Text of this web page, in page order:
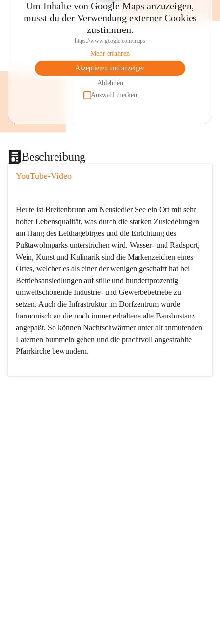
Um Inhalte von Google Maps anzuzeigen,
musst du der Verwendung externer Cookies
zustimmen.
https://www.google.com/maps
Mehr erfahren
Akzeptieren und anzeigen
Ablehnen
Auswahl merken
Beschreibung
YouTube-Video
Heute ist Breitenbrunn am Neusiedler See ein Ort mit sehr
hoher Lebensqualität, was durch die starken Zusiedelungen
am Hang des Leithagebirges und die Errichtung des
Pußtawohnparks unterstrichen wird. Wasser- und Radsport,
Wein, Kunst und Kulinarik sind die Markenzeichen eines
Ortes, welcher es als einer der wenigen geschafft hat bei
Betriebsansiedlungen auf stille und hundertprozentig
umweltschonende Industrie- und Gewerbebetriebe zu
setzen. Auch die Infrastruktur im Dorfzentrum wurde
harmonisch an die noch immer erhaltene alte Bausbustanz
angepaßt. So können Nachtschwärmer unter alt anmutenden
Laternen bummeln gehen und die prachtvoll angestrahlte
Pfarrkirche bewundern.
Der Weinbau dominert heute nicht mehr, ist aber integrativer